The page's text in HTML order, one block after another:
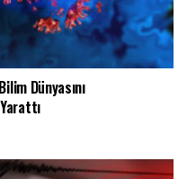
Dünyasını